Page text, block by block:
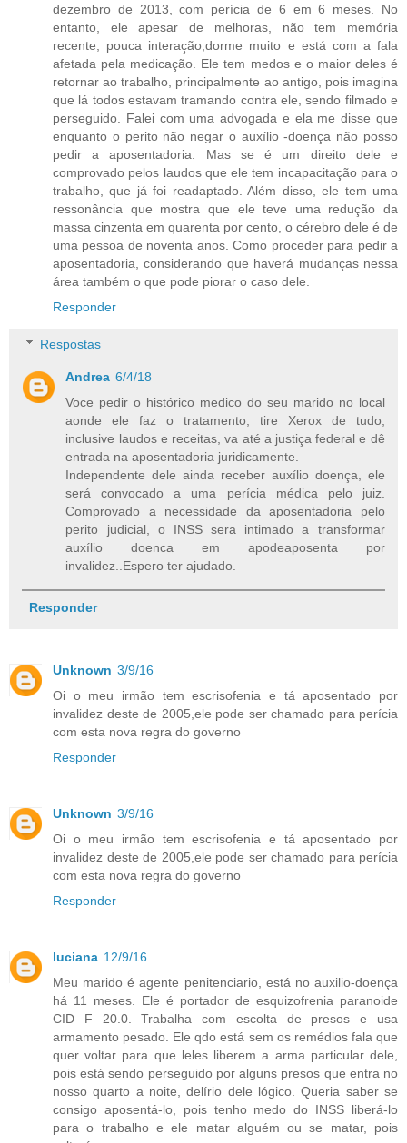
dezembro de 2013, com perícia de 6 em 6 meses. No
entanto, ele apesar de melhoras, não tem memória
recente, pouca interação,dorme muito e está com a fala
afetada pela medicação. Ele tem medos e o maior deles é
retornar ao trabalho, principalmente ao antigo, pois imagina
que lá todos estavam tramando contra ele, sendo filmado e
perseguido. Falei com uma advogada e ela me disse que
enquanto o perito não negar o auxílio -doença não posso
pedir a aposentadoria. Mas se é um direito dele e
comprovado pelos laudos que ele tem incapacitação para o
trabalho, que já foi readaptado. Além disso, ele tem uma
ressonância que mostra que ele teve uma redução da
massa cinzenta em quarenta por cento, o cérebro dele é de
uma pessoa de noventa anos. Como proceder para pedir a
aposentadoria, considerando que haverá mudanças nessa
área também o que pode piorar o caso dele.
Responder
Respostas
Andrea 6/4/18
Voce pedir o histórico medico do seu marido no local
aonde ele faz o tratamento, tire Xerox de tudo,
inclusive laudos e receitas, va até a justiça federal e dê
entrada na aposentadoria juridicamente.
Independente dele ainda receber auxílio doença, ele
será convocado a uma perícia médica pelo juiz.
Comprovado a necessidade da aposentadoria pelo
perito judicial, o INSS sera intimado a transformar
auxílio doenca em apodeaposenta por
invalidez..Espero ter ajudado.
Responder
Unknown 3/9/16
Oi o meu irmão tem escrisofenia e tá aposentado por
invalidez deste de 2005,ele pode ser chamado para perícia
com esta nova regra do governo
Responder
Unknown 3/9/16
Oi o meu irmão tem escrisofenia e tá aposentado por
invalidez deste de 2005,ele pode ser chamado para perícia
com esta nova regra do governo
Responder
luciana 12/9/16
Meu marido é agente penitenciario, está no auxilio-doença
há 11 meses. Ele é portador de esquizofrenia paranoide
CID F 20.0. Trabalha com escolta de presos e usa
armamento pesado. Ele qdo está sem os remédios fala que
quer voltar para que leles liberem a arma particular dele,
pois está sendo perseguido por alguns presos que entra no
nosso quarto a noite, delírio dele lógico. Queria saber se
consigo aposentá-lo, pois tenho medo do INSS liberá-lo
para o trabalho e ele matar alguém ou se matar, pois